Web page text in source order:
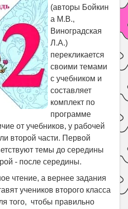
(авторы Бойкин
а М.В.,
Виноградская
Л.А.)
перекликается
своими темами
с учебником и
составляет
комплект по
программе
от учебников, у рабочей
второй части. Первой
темы до середины
- после середины.
чтение, а вернее задания
учеников второго класса
того, чтобы правильно